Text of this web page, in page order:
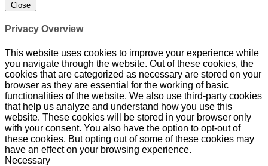
Close
Privacy Overview
This website uses cookies to improve your experience while
you navigate through the website. Out of these cookies, the
cookies that are categorized as necessary are stored on your
browser as they are essential for the working of basic
functionalities of the website. We also use third-party cookies
that help us analyze and understand how you use this
website. These cookies will be stored in your browser only
with your consent. You also have the option to opt-out of
these cookies. But opting out of some of these cookies may
have an effect on your browsing experience.
Necessary